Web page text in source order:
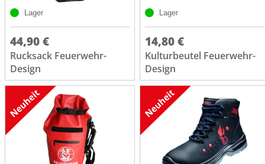
Lager
44,90 €
Rucksack Feuerwehr-
Design
Lager
14,80 €
Kulturbeutel Feuerwehr-
Design